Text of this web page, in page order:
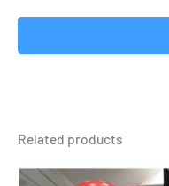
Related products